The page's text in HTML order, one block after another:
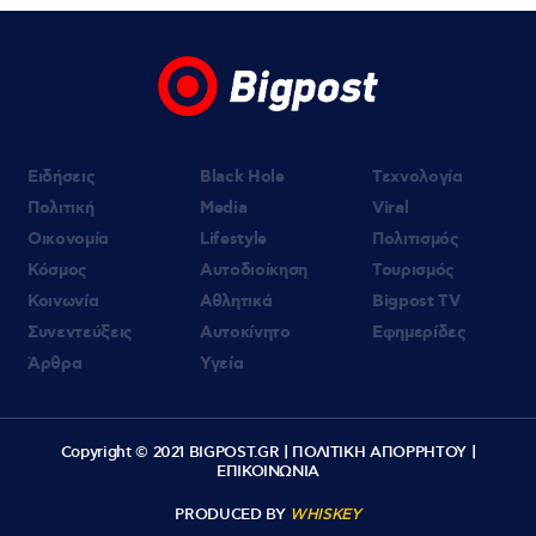
Ειδήσεις
Πολιτική
Οικονομία
Κόσμος
Κοινωνία
Συνεντεύξεις
Άρθρα
Black Hole
Media
Lifestyle
Αυτοδιοίκηση
Αθλητικά
Αυτοκίνητο
Υγεία
Τεχνολογία
Viral
Πολιτισμός
Τουρισμός
Bigpost TV
Εφημερίδες
Copyright © 2021 BIGPOST.GR | ΠΟΛΙΤΙΚΗ ΑΠΟΡΡΗΤΟΥ|
ΕΠΙΚΟΙΝΩΝΙΑ
PRODUCED BY WHISKEY